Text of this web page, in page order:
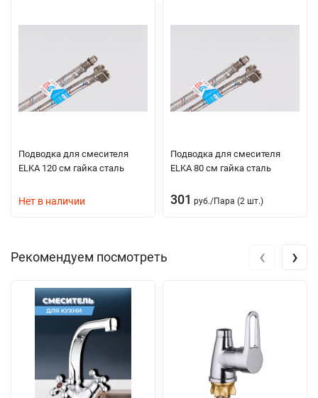
Подводка для смесителя
ELKA 120 см гайка сталь
Нет в наличии
Подводка для смесителя
ELKA 80 см гайка сталь
301 руб./Пара (2 шт.)
Рекомендуем посмотреть ‹ ›